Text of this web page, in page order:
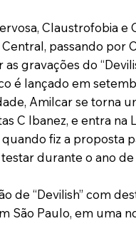
Claustrofobia
passando por
gravações do
é lançado em
Amilcar se torna
C Ibanez, e entra
fiz a
durante o ano
de “Devilish” com
São Paulo, em uma